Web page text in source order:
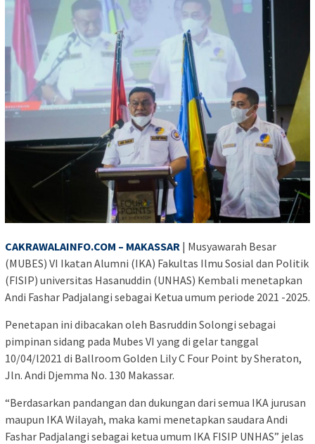
CAKRAWALAINFO.COM – MAKASSAR | Musyawarah Besar
(MUBES) VI Ikatan Alumni (IKA) Fakultas Ilmu Sosial dan Politik
(FISIP) universitas Hasanuddin (UNHAS) Kembali menetapkan
Andi Fashar Padjalangi sebagai Ketua umum periode 2021 -2025.
Penetapan ini dibacakan oleh Basruddin Solongi sebagai
pimpinan sidang pada Mubes VI yang di gelar tanggal
10/04/l2021 di Ballroom Golden Lily C Four Point by Sheraton,
Jln. Andi Djemma No. 130 Makassar.
“Berdasarkan pandangan dan dukungan dari semua IKA jurusan
maupun IKA Wilayah, maka kami menetapkan saudara Andi
Fashar Padjalangi sebagai ketua umum IKA FISIP UNHAS” jelas